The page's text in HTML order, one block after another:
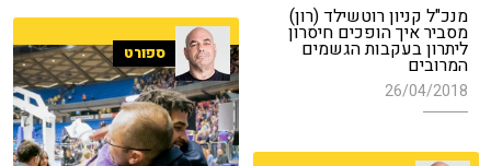
מנכ"ל קניון רוטשילד (רון)
מסביר איך הופכים חיסרון
ליתרון בעקבות הגשמים
המרובים
26/04/2018
ספורט